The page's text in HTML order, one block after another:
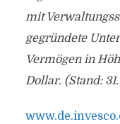
mit
gegründete
Vermögen in
Dollar. (Stand: